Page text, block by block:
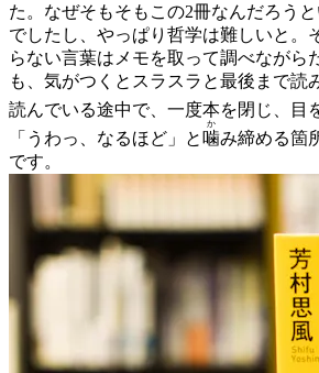
た。なぜそもそもこの2冊なんだろう
でしたし、やっぱり哲学は難しいと。
らない言葉はメモを取って調べながら
も、気がつくとスラスラと最後まで読
読んでいる途中で、一度本を閉じ、目
「うわっ、なるほど」と 噛
か
み締める箇
です。